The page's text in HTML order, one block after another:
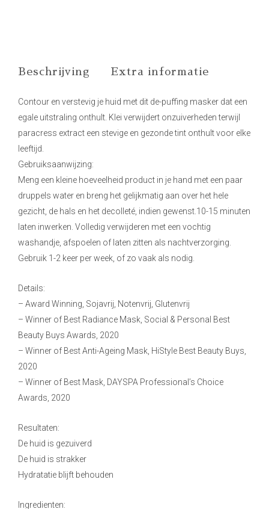
Beschrijving Extra informatie
Contour en verstevig je huid met dit de-puffing masker dat een
egale uitstraling onthult. Klei verwijdert onzuiverheden terwijl
paracress extract een stevige en gezonde tint onthult voor elke
leeftijd.
Gebruiksaanwijzing:
Meng een kleine hoeveelheid product in je hand met een paar
druppels water en breng het gelijkmatig aan over het hele
gezicht, de hals en het decolleté, indien gewenst.10-15 minuten
laten inwerken. Volledig verwijderen met een vochtig
washandje, afspoelen of laten zitten als nachtverzorging.
Gebruik 1-2 keer per week, of zo vaak als nodig.
Details:
– Award Winning, Sojavrij, Notenvrij, Glutenvrij
– Winner of Best Radiance Mask, Social & Personal Best
Beauty Buys Awards, 2020
– Winner of Best Anti-Ageing Mask, HiStyle Best Beauty Buys,
2020
– Winner of Best Mask, DAYSPA Professional’s Choice
Awards, 2020
Resultaten:
De huid is gezuiverd
De huid is strakker
Hydratatie blijft behouden
Ingredienten: